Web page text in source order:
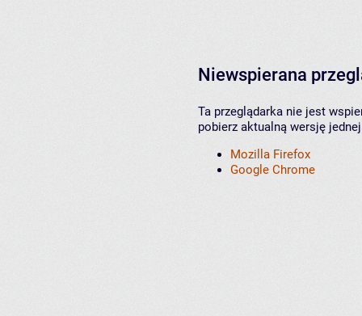
Niewspierana
Ta przeglądarka nie jest
pobierz aktualną wersję
Mozilla Firefox
Google Chrome